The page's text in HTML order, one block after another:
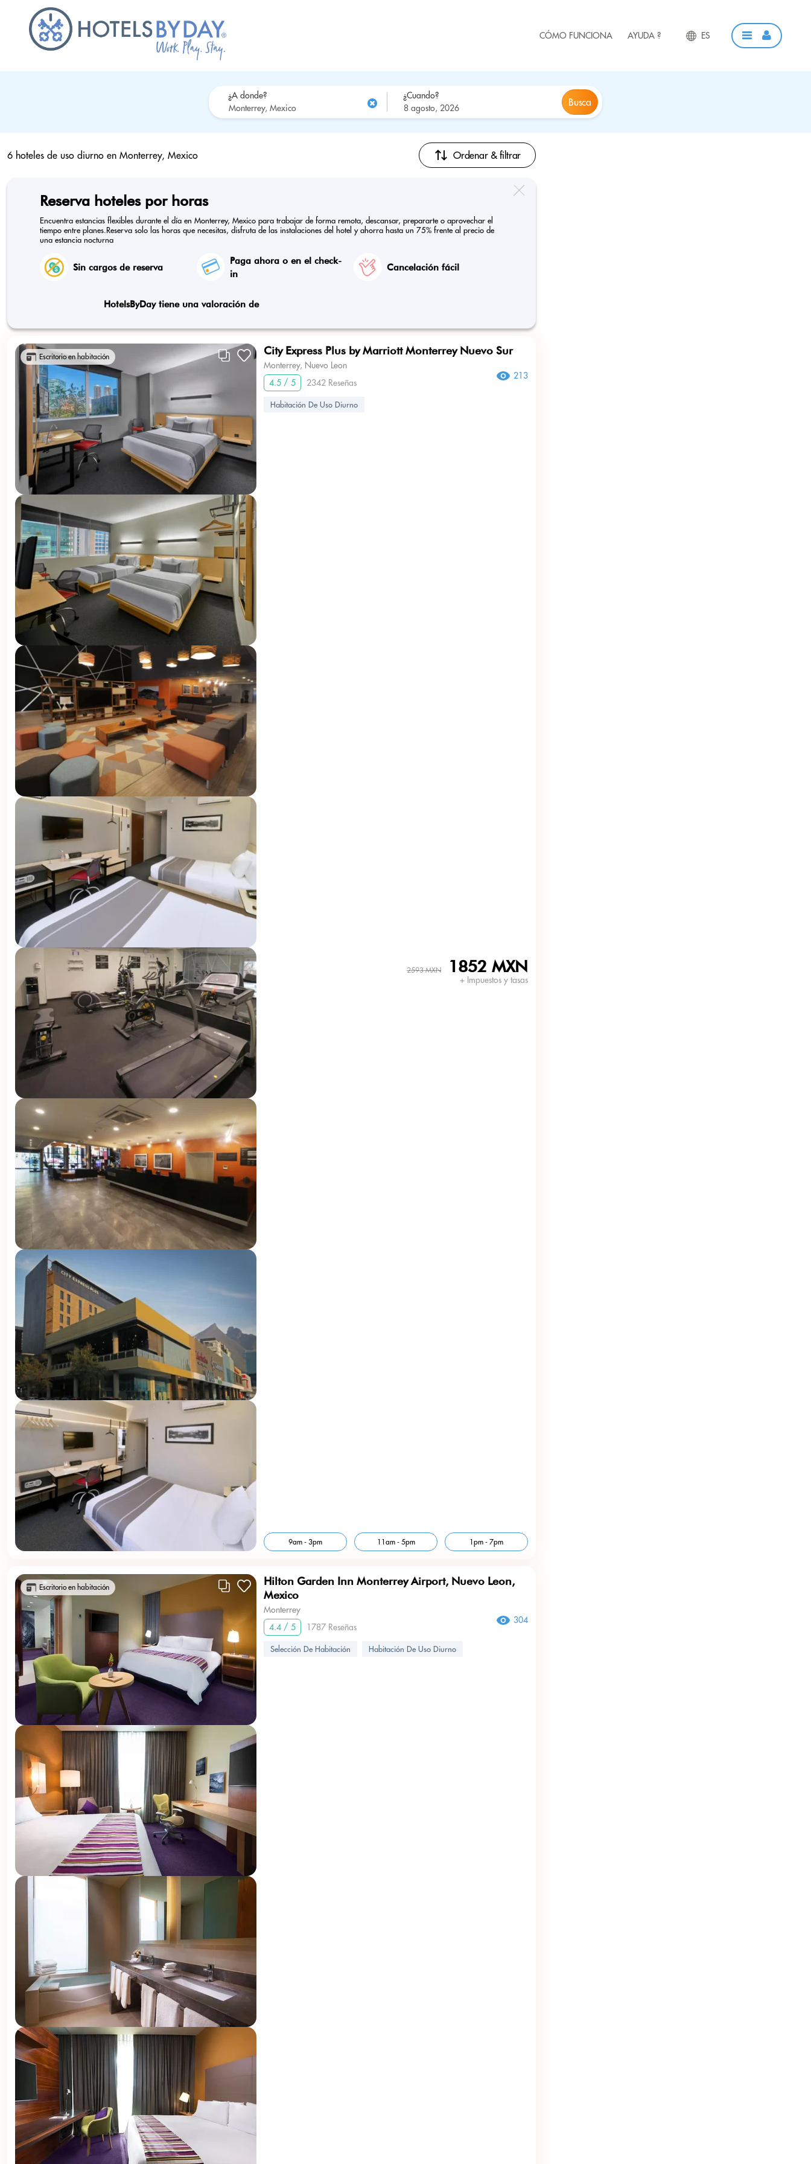
CÓMO FUNCIONA AYUDA ? ES
¿A donde? ¿Cuando?
Busca
6 hoteles de uso diurno en Monterrey, Mexico Ordenar & filtrar
Reserva hoteles por horas
Encuentra estancias flexibles durante el día en Monterrey, Mexico para trabajar de forma remota, descansar, prepararte o aprovechar el
tiempo entre planes.Reserva solo las horas que necesitas, disfruta de las instalaciones del hotel y ahorra hasta un 75% frente al precio de
una estancia nocturna
Sin cargos de reserva
Paga ahora o en el check-
in
Cancelación fácil
HotelsByDay tiene una valoración de
Escritorio en habitación City Express Plus by Marriott Monterrey Nuevo Sur
Monterrey, Nuevo Leon
4.5 / 5
2342 Reseñas
213
Habitación De Uso Diurno
2593 MXN 1852 MXN
+ Impuestos y tasas
9am - 3pm 11am - 5pm 1pm - 7pm
Escritorio en habitación
Hilton Garden Inn Monterrey Airport, Nuevo Leon,
Mexico
Monterrey
4.4 / 5
1787 Reseñas
304
Selección De Habitación Habitación De Uso Diurno